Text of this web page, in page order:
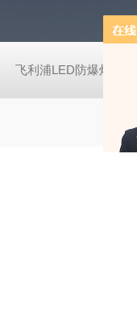
飞利浦LED防爆灯